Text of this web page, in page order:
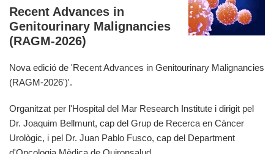
Recent Advances in
Genitourinary Malignancies
(RAGM-2026)
Nova edició de 'Recent Advances in Genitourinary Malignancies
(RAGM-2026')'.
Organitzat per l'Hospital del Mar Research Institute i dirigit pel
Dr. Joaquim Bellmunt, cap del Grup de Recerca en Càncer
Urològic, i pel Dr. Juan Pablo Fusco, cap del Department